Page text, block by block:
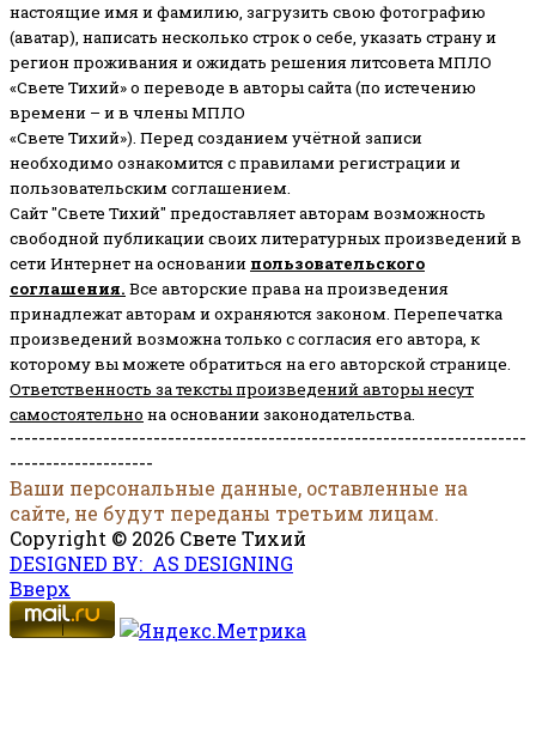
настоящие имя и фамилию, загрузить свою фотографию
(аватар), написать несколько строк о себе, указать страну и
регион проживания и ожидать решения литсовета МПЛО
«Свете Тихий» о переводе в авторы сайта (по истечению
времени – и в члены МПЛО
«Свете Тихий»). Перед созданием учётной записи
необходимо ознакомится с правилами регистрации и
пользовательским соглашением.
Сайт "Свете Тихий" предоставляет авторам возможность
свободной публикации своих литературных произведений в
сети Интернет на основании пользовательского
соглашения. Все авторские права на произведения
принадлежат авторам и охраняются законом. Перепечатка
произведений возможна только с согласия его автора, к
которому вы можете обратиться на его авторской странице.
Ответственность за тексты произведений авторы несут
самостоятельно на основании законодательства.
------------------------------------------------------------------------
--------------------
Ваши персональные данные, оставленные на
сайте, не будут переданы третьим лицам.
Copyright © 2026 Свете Тихий
DESIGNED BY: AS DESIGNING
Вверх